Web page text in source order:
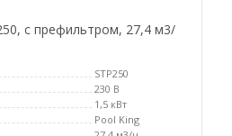
с префильтром, 27,4 м3/
STP250
230 В
1,5 кВт
Pool King